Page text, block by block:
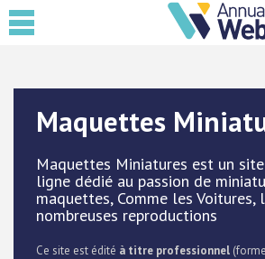
Maquettes
Maquettes Miniatures est un
ligne dédié au passion de
maquettes, Comme les
nombreuses reproductions
Ce site est édité à titre professionnel